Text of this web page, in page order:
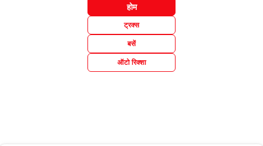
होम
ट्रक्स
बसें
ऑटो रिक्शा